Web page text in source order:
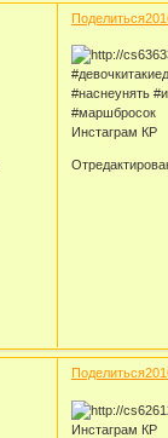
Поделиться
#наснеунять
#маршбросок
Инстаграм КР
Поделиться
Инстаграм КР